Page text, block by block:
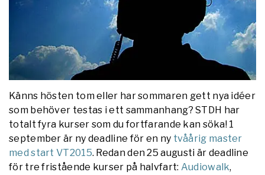
Känns hösten tom eller har sommaren gett nya idéer
som behöver testas i ett sammanhang? STDH har
totalt fyra kurser som du fortfarande kan söka! 1
september är ny deadline för en ny tvåårig master
med start VT2015. Redan den 25 augusti är deadline
för tre fristående kurser på halvfart: Audiowalk,